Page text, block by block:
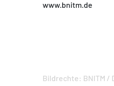
www.bnitm.de
Bildrechte: BNITM /